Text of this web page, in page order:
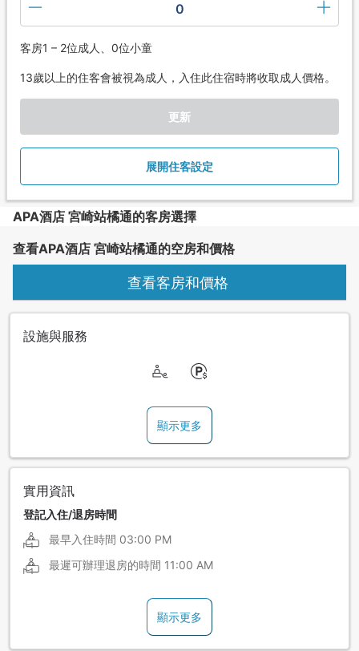
0
客房1 – 2位成人、0位小童
13歲以上的住客會被視為成人，入住此住宿時將收取成人價格。
更新
展開住客設定
APA酒店 宮崎站橘通的客房選擇
查看APA酒店 宮崎站橘通的空房和價格
查看客房和價格
設施與服務
顯示更多
實用資訊
登記入住/退房時間
最早入住時間 03:00 PM
最遲可辦理退房的時間 11:00 AM
顯示更多